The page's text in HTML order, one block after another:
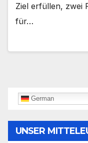
Ziel erfüllen, zwei
für…
German
UNSER